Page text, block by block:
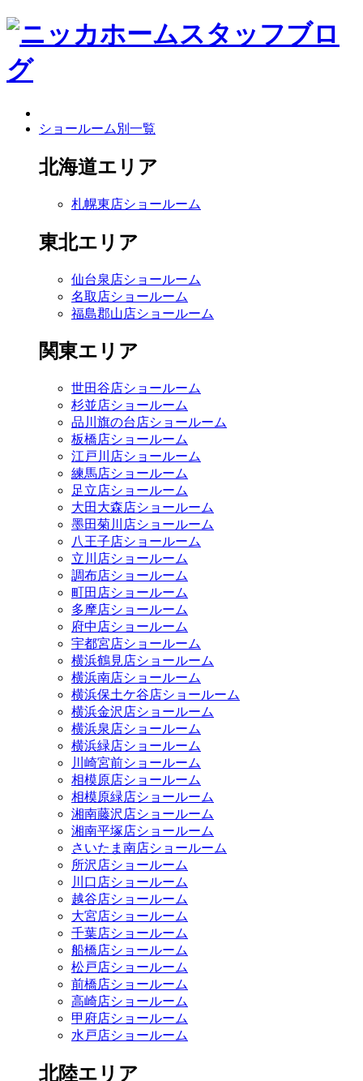
ショールーム別一覧
北海道エリア
札幌東店ショールーム
東北エリア
仙台泉店ショールーム
名取店ショールーム
福島郡山店ショールーム
関東エリア
世田谷店ショールーム
杉並店ショールーム
品川旗の台店ショールーム
板橋店ショールーム
江戸川店ショールーム
練馬店ショールーム
足立店ショールーム
大田大森店ショールーム
墨田菊川店ショールーム
八王子店ショールーム
立川店ショールーム
調布店ショールーム
町田店ショールーム
多摩店ショールーム
府中店ショールーム
宇都宮店ショールーム
横浜鶴見店ショールーム
横浜南店ショールーム
横浜保土ケ谷店ショールーム
横浜金沢店ショールーム
横浜泉店ショールーム
横浜緑店ショールーム
川崎宮前ショールーム
相模原店ショールーム
相模原緑店ショールーム
湘南藤沢店ショールーム
湘南平塚店ショールーム
さいたま南店ショールーム
所沢店ショールーム
川口店ショールーム
越谷店ショールーム
大宮店ショールーム
千葉店ショールーム
船橋店ショールーム
松戸店ショールーム
前橋店ショールーム
高崎店ショールーム
甲府店ショールーム
水戸店ショールーム
北陸エリア